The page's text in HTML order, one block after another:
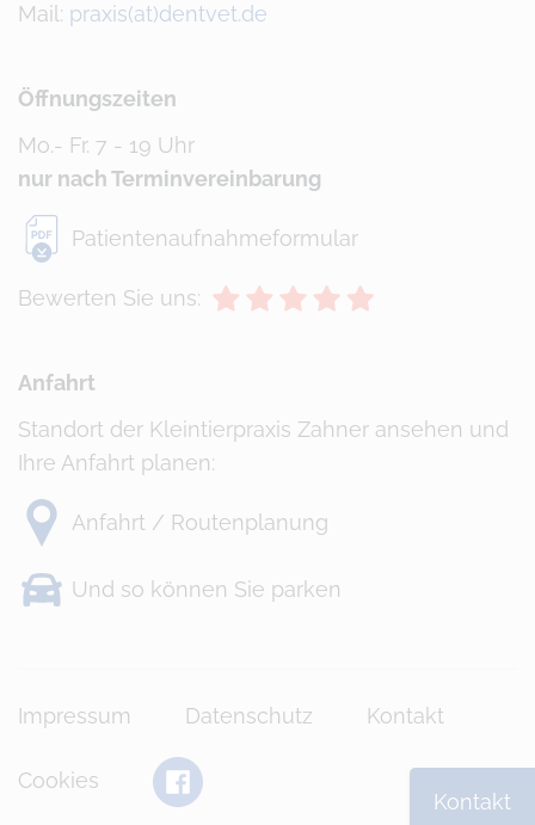
Mail: praxis(at)dentvet.de
Öffnungszeiten
Mo.- Fr. 7 - 19 Uhr
nur nach Terminvereinbarung
Patientenaufnahmeformular
Bewerten Sie uns:
Anfahrt
Standort der Kleintierpraxis Zahner ansehen und
Ihre Anfahrt planen:
Anfahrt / Routenplanung
Und so können Sie parken
Impressum Datenschutz Kontakt
Cookies
Kleintierpraxis Zahner bei
Kontakt